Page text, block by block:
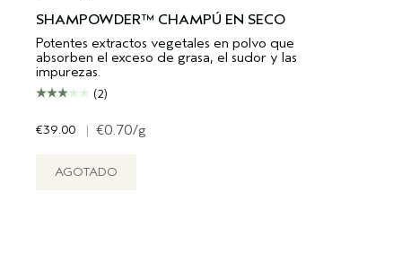
SHAMPOWDER™ CHAMPÚ EN SECO
Potentes extractos vegetales en polvo que
absorben el exceso de grasa, el sudor y las
impurezas.
(2)
€39.00 | €0.70/g
AGOTADO